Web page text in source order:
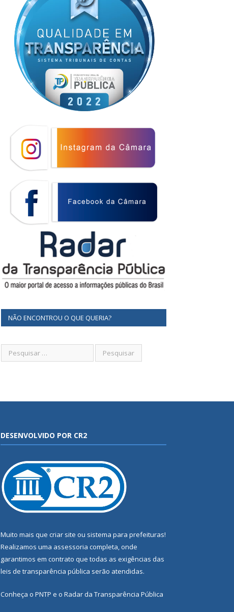
NÃO ENCONTROU O QUE QUERIA?
DESENVOLVIDO POR CR2
Muito mais que criar site ou sistema para prefeituras!
Realizamos uma assessoria completa, onde
garantimos em contrato que todas as exigências das
leis de transparência pública serão atendidas.
Conheça o PNTP e o Radar da Transparência Pública